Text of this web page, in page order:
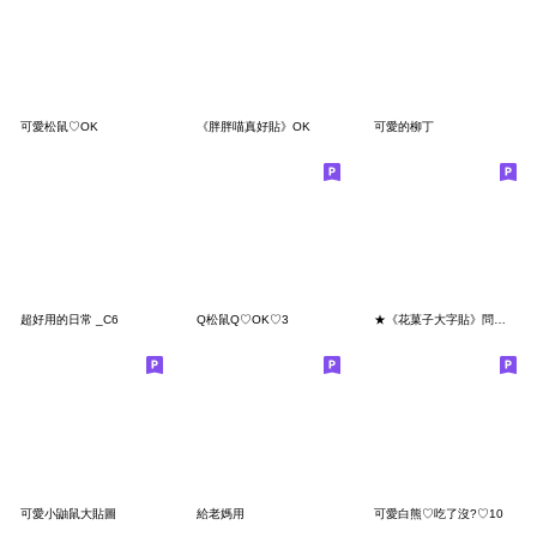
可愛松鼠♡OK 《胖胖喵真好貼》OK 可愛的柳丁
超好用的日常 _C6 Q松鼠Q♡OK♡3 ★《花菓子大字貼》問候★2
可愛小鼬鼠大貼圖 給老媽用 可愛白熊♡吃了沒?♡10